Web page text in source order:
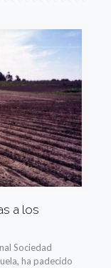
a los
Sociedad
ha padecido